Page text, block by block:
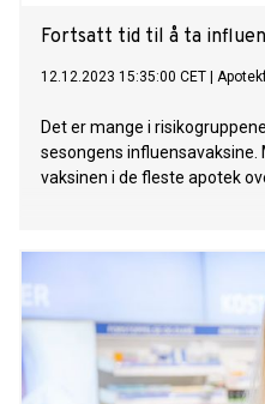
Fortsatt tid til å ta
12.12.2023 15:35:00 CET
Det er mange i
sesongens
vaksinen i de fleste apotek